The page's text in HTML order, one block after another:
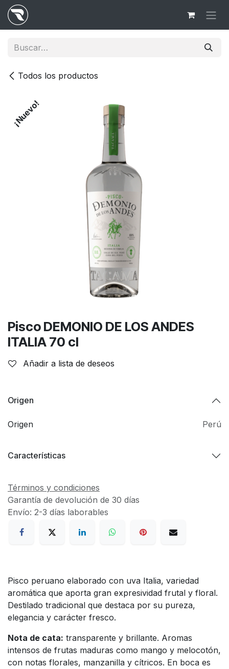
Ir al contenido
Todos los productos
¡Nuevo!
Pisco DEMONIO DE LOS ANDES
ITALIA 70 cl
Añadir a lista de deseos
Origen
Origen Perú
Características
Términos y condiciones
Garantía de devolución de 30 días
Envío: 2-3 días laborables
Pisco peruano elaborado con uva Italia, variedad
aromática que aporta gran expresividad frutal y floral.
Destilado tradicional que destaca por su pureza,
elegancia y carácter fresco.
Nota de cata: transparente y brillante. Aromas
intensos de frutas maduras como mango y melocotón,
con notas florales, manzanilla y cítricos. En boca es